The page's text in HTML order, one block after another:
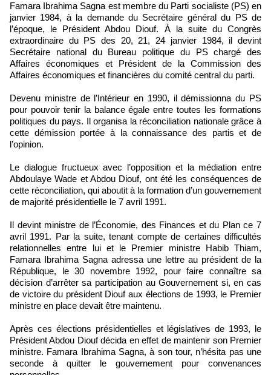
Famara Ibrahima Sagna est membre du Parti socialiste (PS) en
janvier 1984, à la demande du Secrétaire général du PS de
l’époque, le Président Abdou Diouf. À la suite du Congrès
extraordinaire du PS des 20, 21, 24 janvier 1984, il devint
Secrétaire national du Bureau politique du PS chargé des
Affaires économiques et Président de la Commission des
Affaires économiques et financières du comité central du parti.
Devenu ministre de l’Intérieur en 1990, il démissionna du PS
pour pouvoir tenir la balance égale entre toutes les formations
politiques du pays. Il organisa la réconciliation nationale grâce à
cette démission portée à la connaissance des partis et de
l’opinion.
Le dialogue fructueux avec l’opposition et la médiation entre
Abdoulaye Wade et Abdou Diouf, ont été les conséquences de
cette réconciliation, qui aboutit à la formation d’un gouvernement
de majorité présidentielle le 7 avril 1991.
Il devint ministre de l’Économie, des Finances et du Plan ce 7
avril 1991. Par la suite, tenant compte de certaines difficultés
relationnelles entre lui et le Premier ministre Habib Thiam,
Famara Ibrahima Sagna adressa une lettre au président de la
République, le 30 novembre 1992, pour faire connaître sa
décision d’arrêter sa participation au Gouvernement si, en cas
de victoire du président Diouf aux élections de 1993, le Premier
ministre en place devait être maintenu.
Après ces élections présidentielles et législatives de 1993, le
Président Abdou Diouf décida en effet de maintenir son Premier
ministre. Famara Ibrahima Sagna, à son tour, n’hésita pas une
seconde à quitter le gouvernement pour convenances